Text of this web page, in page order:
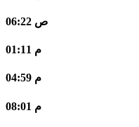
06:22 ص
01:11 م
04:59 م
08:01 م